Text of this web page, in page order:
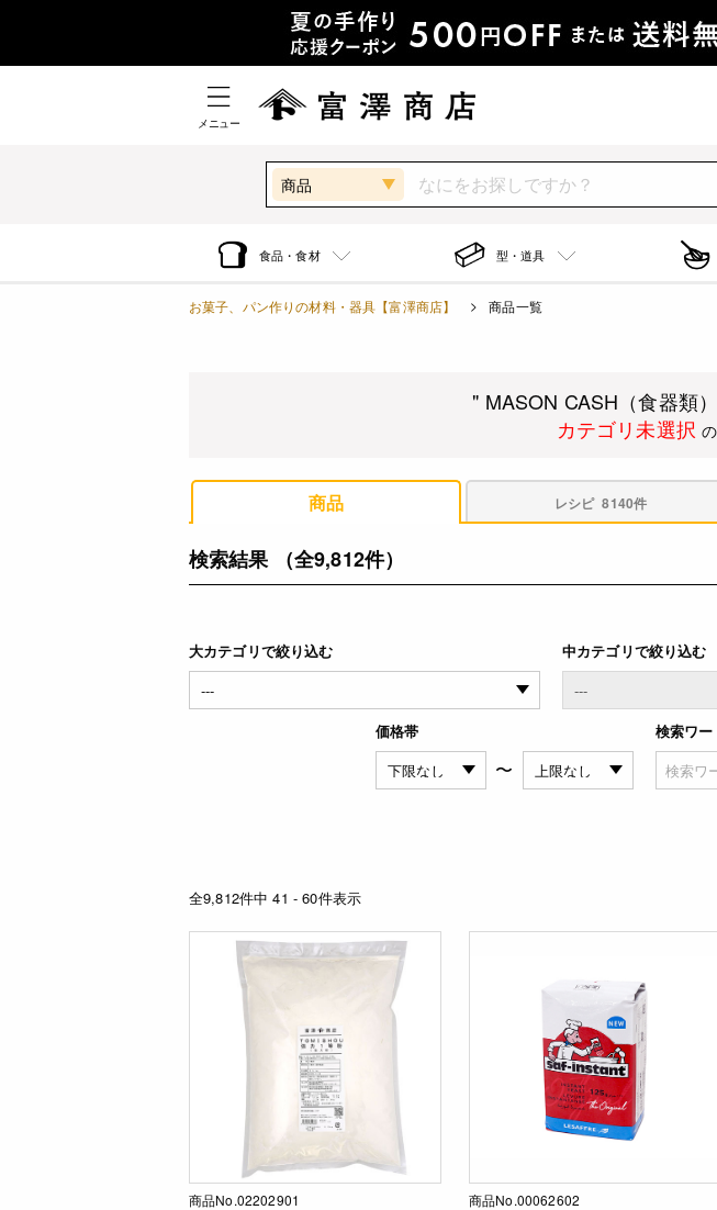
メニュー
商品
食品・食材 型・道具
お菓子、パン作りの材料・器具【富澤商店】 商品一覧
" MASON CASH（食器類
カテゴリ未選択
商品 レシピ 8140件
検索結果 （全9,812件）
大カテゴリで絞り込む 中カテゴリで絞り込む
価格帯
〜
検索ワー
全9,812件中 41 - 60件表示
商品No.02202901 商品No.00062602